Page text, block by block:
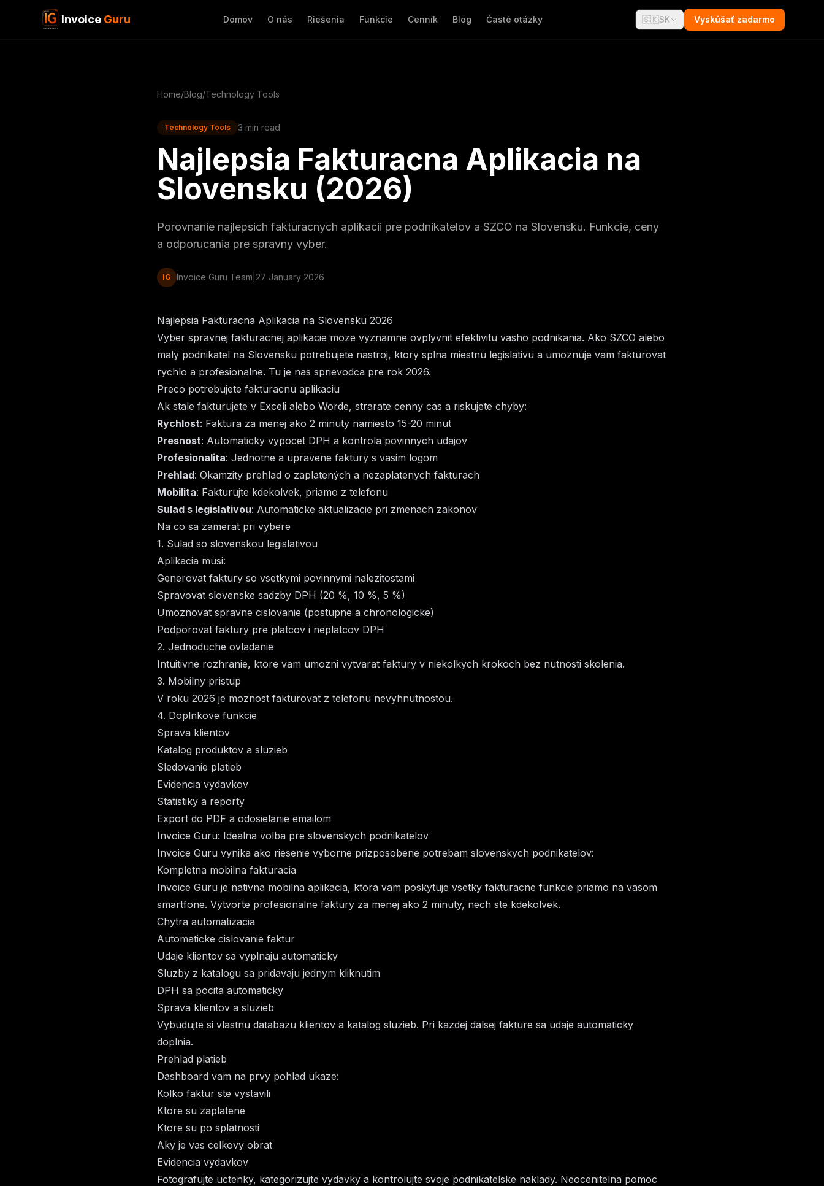
Invoice Guru Domov O nás Riešenia Funkcie Cenník Blog Časté otázky 🇸🇰SK Vyskúšať zadarmo
Home/Blog/Technology Tools
Technology Tools 3 min read
Najlepsia Fakturacna Aplikacia na
Slovensku (2026)
Porovnanie najlepsich fakturacnych aplikacii pre podnikatelov a SZCO na Slovensku. Funkcie, ceny
a odporucania pre spravny vyber.
IG Invoice Guru Team 27 January 2026
Najlepsia Fakturacna Aplikacia na Slovensku 2026
Vyber spravnej fakturacnej aplikacie moze vyznamne ovplyvnit efektivitu vasho podnikania. Ako SZCO alebo
maly podnikatel na Slovensku potrebujete nastroj, ktory splna miestnu legislativu a umoznuje vam fakturovat
rychlo a profesionalne. Tu je nas sprievodca pre rok 2026.
Preco potrebujete fakturacnu aplikaciu
Ak stale fakturujete v Exceli alebo Worde, strarate cenny cas a riskujete chyby:
Rychlost: Faktura za menej ako 2 minuty namiesto 15-20 minut
Presnost: Automaticky vypocet DPH a kontrola povinnych udajov
Profesionalita: Jednotne a upravene faktury s vasim logom
Prehlad: Okamzity prehlad o zaplatených a nezaplatenych fakturach
Mobilita: Fakturujte kdekolvek, priamo z telefonu
Sulad s legislativou: Automaticke aktualizacie pri zmenach zakonov
Na co sa zamerat pri vybere
1. Sulad so slovenskou legislativou
Aplikacia musi:
Generovat faktury so vsetkymi povinnymi nalezitostami
Spravovat slovenske sadzby DPH (20 %, 10 %, 5 %)
Umoznovat spravne cislovanie (postupne a chronologicke)
Podporovat faktury pre platcov i neplatcov DPH
2. Jednoduche ovladanie
Intuitivne rozhranie, ktore vam umozni vytvarat faktury v niekolkych krokoch bez nutnosti skolenia.
3. Mobilny pristup
V roku 2026 je moznost fakturovat z telefonu nevyhnutnostou.
4. Doplnkove funkcie
Sprava klientov
Katalog produktov a sluzieb
Sledovanie platieb
Evidencia vydavkov
Statistiky a reporty
Export do PDF a odosielanie emailom
Invoice Guru: Idealna volba pre slovenskych podnikatelov
Invoice Guru vynika ako riesenie vyborne prizposobene potrebam slovenskych podnikatelov:
Kompletna mobilna fakturacia
Invoice Guru je nativna mobilna aplikacia, ktora vam poskytuje vsetky fakturacne funkcie priamo na vasom
smartfone. Vytvorte profesionalne faktury za menej ako 2 minuty, nech ste kdekolvek.
Chytra automatizacia
Automaticke cislovanie faktur
Udaje klientov sa vyplnaju automaticky
Sluzby z katalogu sa pridavaju jednym kliknutim
DPH sa pocita automaticky
Sprava klientov a sluzieb
Vybudujte si vlastnu databazu klientov a katalog sluzieb. Pri kazdej dalsej fakture sa udaje automaticky
doplnia.
Prehlad platieb
Dashboard vam na prvy pohlad ukaze:
Kolko faktur ste vystavili
Ktore su zaplatene
Ktore su po splatnosti
Aky je vas celkovy obrat
Evidencia vydavkov
Fotografujte uctenky, kategorizujte vydavky a kontrolujte svoje podnikatelske naklady. Neocenitelna pomoc